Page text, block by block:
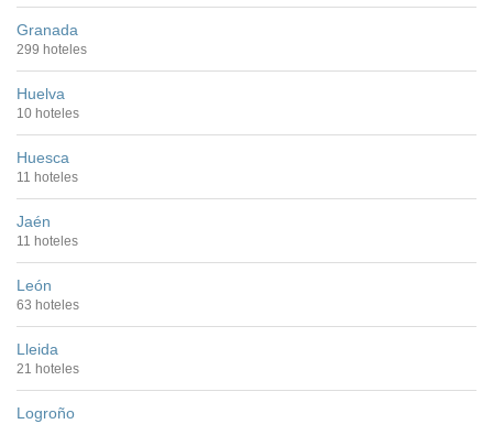
Granada
299 hoteles
Huelva
10 hoteles
Huesca
11 hoteles
Jaén
11 hoteles
León
63 hoteles
Lleida
21 hoteles
Logroño